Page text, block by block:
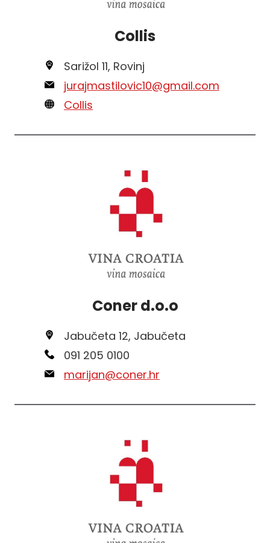
Collis
Sarižol 11, Rovinj
jurajmastilovic10@gmail.com
Collis
Coner d.o.o
Jabučeta 12, Jabučeta
091 205 0100
marijan@coner.hr